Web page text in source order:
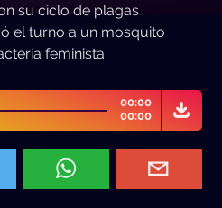
su ciclo de plagas
el turno a un mosquito
feminista.
00:00
00:00